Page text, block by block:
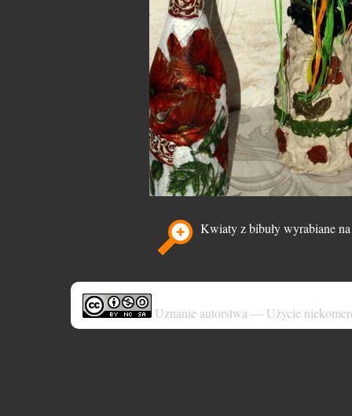
Kwiaty z bibuły wyrabiane
Uznanie autorstwa — Użycie